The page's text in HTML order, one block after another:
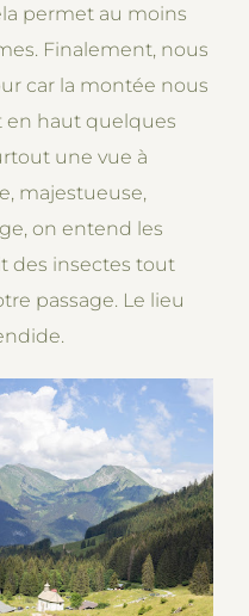
permet au moins
Finalement, nous
car la montée nous
en haut quelques
une vue à
majestueuse,
on entend les
des insectes tout
passage. Le lieu